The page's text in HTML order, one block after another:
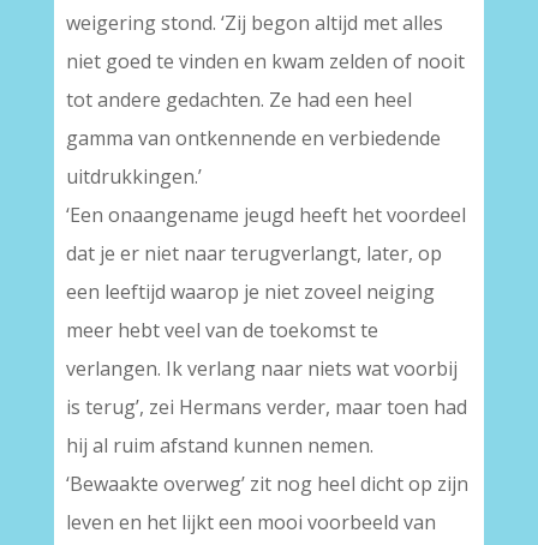
weigering stond. ‘Zij begon altijd met alles
niet goed te vinden en kwam zelden of nooit
tot andere gedachten. Ze had een heel
gamma van ontkennende en verbiedende
uitdrukkingen.’
‘Een onaangename jeugd heeft het voordeel
dat je er niet naar terugverlangt, later, op
een leeftijd waarop je niet zoveel neiging
meer hebt veel van de toekomst te
verlangen. Ik verlang naar niets wat voorbij
is terug’, zei Hermans verder, maar toen had
hij al ruim afstand kunnen nemen.
‘Bewaakte overweg’ zit nog heel dicht op zijn
leven en het lijkt een mooi voorbeeld van